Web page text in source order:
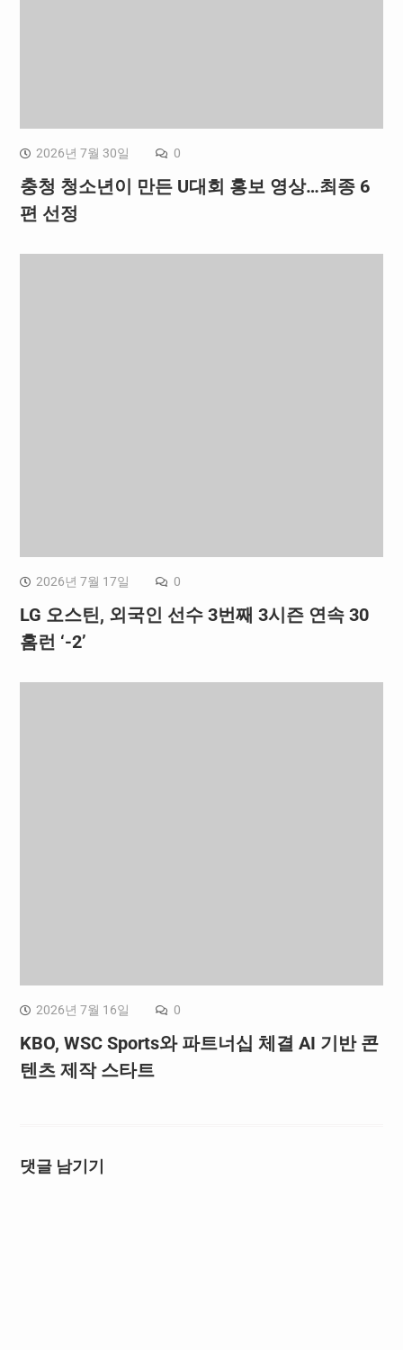
2026년 7월 30일 0
충청 청소년이 만든 U대회 홍보 영상…최종 6
편 선정
2026년 7월 17일 0
LG 오스틴, 외국인 선수 3번째 3시즌 연속 30
홈런 ‘-2’
2026년 7월 16일 0
KBO, WSC Sports와 파트너십 체결 AI 기반 콘
텐츠 제작 스타트
댓글 남기기